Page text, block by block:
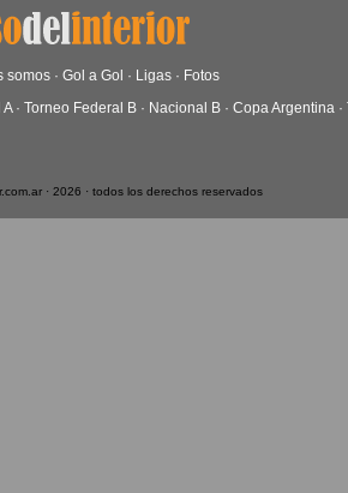
somos · Gol a Gol · Ligas · Fotos
A· Torneo Federal B · Nacional B · Copa Argentina ·
· 2026 · todos los derechos reservados